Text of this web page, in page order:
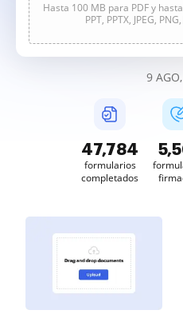
Hasta 100 MB para PDF y
PPT, PPTX, JPEG,
9
47,785
formularios
completados